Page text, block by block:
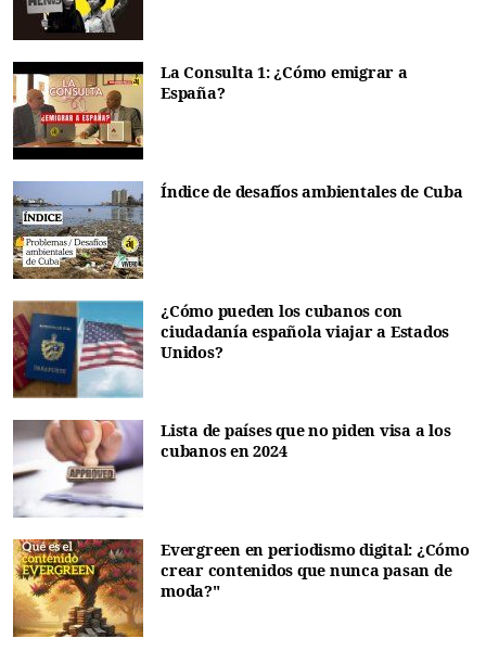
La Consulta 1: ¿Cómo emigrar a
España?
Índice de desafíos ambientales de Cuba
¿Cómo pueden los cubanos con
ciudadanía española viajar a Estados
Unidos?
Lista de países que no piden visa a los
cubanos en 2024
Evergreen en periodismo digital: ¿Cómo
crear contenidos que nunca pasan de
moda?"